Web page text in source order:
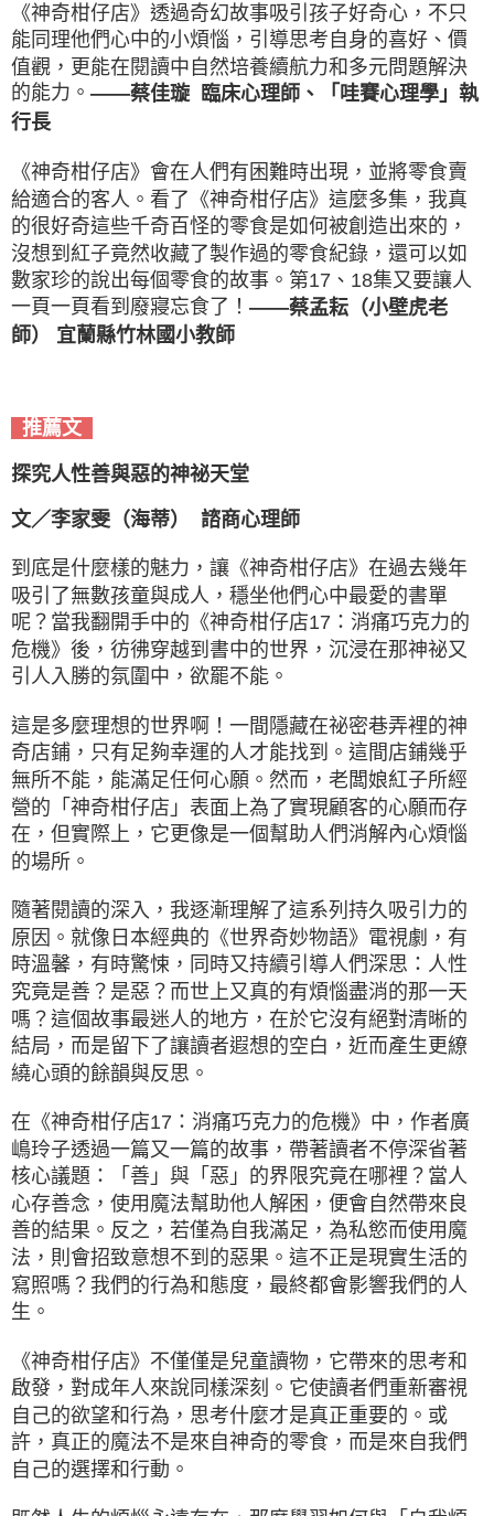
《神奇柑仔店》透過奇幻故事吸引孩子好奇心，不只
能同理他們心中的小煩惱，引導思考自身的喜好、價
值觀，更能在閱讀中自然培養續航力和多元問題解決
的能力。 ——蔡佳璇 臨床心理師、「哇賽心理學」執
行長
《神奇柑仔店》會在人們有困難時出現，並將零食賣
給適合的客人。看了《神奇柑仔店》這麼多集，我真
的很好奇這些千奇百怪的零食是如何被創造出來的，
沒想到紅子竟然收藏了製作過的零食紀錄，還可以如
數家珍的說出每個零食的故事。第17、18集又要讓人
一頁一頁看到廢寢忘食了！ ——蔡孟耘（小壁虎老
師） 宜蘭縣竹林國小教師
推薦文
探究人性善與惡的神祕天堂
文／李家雯（海蒂） 諮商心理師
到底是什麼樣的魅力，讓《神奇柑仔店》在過去幾年
吸引了無數孩童與成人，穩坐他們心中最愛的書單
呢？當我翻開手中的《神奇柑仔店17：消痛巧克力的
危機》後，彷彿穿越到書中的世界，沉浸在那神祕又
引人入勝的氛圍中，欲罷不能。
這是多麼理想的世界啊！一間隱藏在祕密巷弄裡的神
奇店鋪，只有足夠幸運的人才能找到。這間店鋪幾乎
無所不能，能滿足任何心願。然而，老闆娘紅子所經
營的「神奇柑仔店」表面上為了實現顧客的心願而存
在，但實際上，它更像是一個幫助人們消解內心煩惱
的場所。
隨著閱讀的深入，我逐漸理解了這系列持久吸引力的
原因。就像日本經典的《世界奇妙物語》電視劇，有
時溫馨，有時驚悚，同時又持續引導人們深思：人性
究竟是善？是惡？而世上又真的有煩惱盡消的那一天
嗎？這個故事最迷人的地方，在於它沒有絕對清晰的
結局，而是留下了讓讀者遐想的空白，近而產生更繚
繞心頭的餘韻與反思。
在《神奇柑仔店17：消痛巧克力的危機》中，作者廣
嶋玲子透過一篇又一篇的故事，帶著讀者不停深省著
核心議題：「善」與「惡」的界限究竟在哪裡？當人
心存善念，使用魔法幫助他人解困，便會自然帶來良
善的結果。反之，若僅為自我滿足，為私慾而使用魔
法，則會招致意想不到的惡果。這不正是現實生活的
寫照嗎？我們的行為和態度，最終都會影響我們的人
生。
《神奇柑仔店》不僅僅是兒童讀物，它帶來的思考和
啟發，對成年人來說同樣深刻。它使讀者們重新審視
自己的欲望和行為，思考什麼才是真正重要的。或
許，真正的魔法不是來自神奇的零食，而是來自我們
自己的選擇和行動。